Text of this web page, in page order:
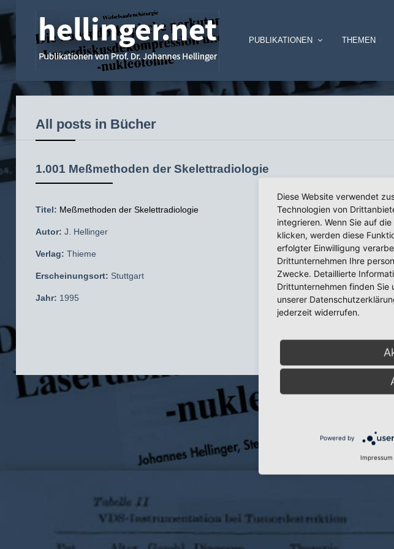
PUBLIKATIONEN THEMEN
All posts in Bücher
1.001 Meßmethoden der Skelettradiologie
Titel: Meßmethoden der Skelettradiologie
Autor: J. Hellinger
Verlag: Thieme
Erscheinungsort: Stuttgart
Jahr: 1995
Diese Website verwendet
Technologien von
integrieren. Wenn Sie auf
klicken, werden diese
erfolgter Einwilligung
Drittunternehmen Ihre
Zwecke. Detaillierte
Drittunternehmen finden Sie
unserer
jederzeit widerrufen.
Powered by
Impressum